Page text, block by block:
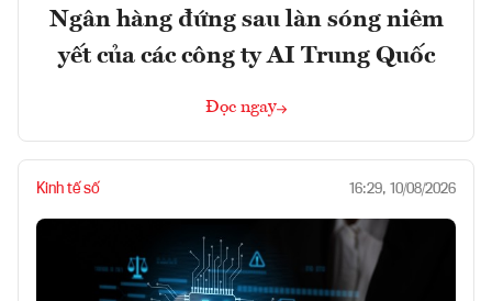
Ngân hàng đứng sau làn sóng niêm
yết của các công ty AI Trung Quốc
Đọc ngay
Kinh tế số 16:29, 10/08/2026